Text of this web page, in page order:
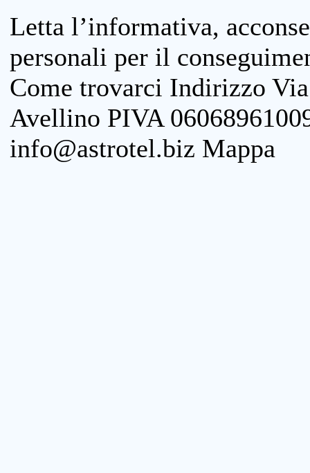
Letta l’informativa,
personali per il
Come trovarci Indirizzo
Avellino PIVA
info@astrotel.biz Mappa